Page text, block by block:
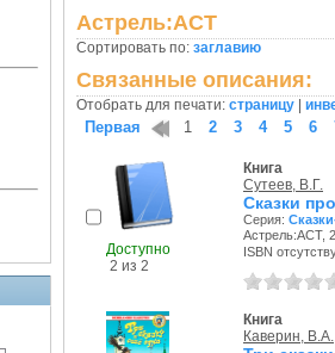
Астрель:АСТ
Сортировать по: заглавию
Связанные описания:
Отобрать для печати: страницу
Первая 1 2 3 4 5 6
Доступно
2 из 2
Книга
Сутеев, В.Г.
Сказки
Серия:
Астрель:АСТ,
ISBN
Книга
Каверин, В.А.